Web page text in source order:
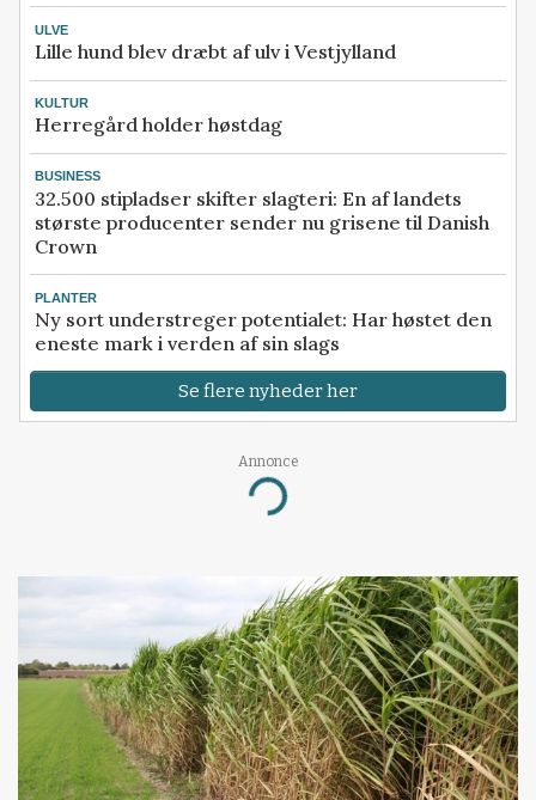
ULVE
Lille hund blev dræbt af ulv i Vestjylland
KULTUR
Herregård holder høstdag
BUSINESS
32.500 stipladser skifter slagteri: En af landets
største producenter sender nu grisene til Danish
Crown
PLANTER
Ny sort understreger potentialet: Har høstet den
eneste mark i verden af sin slags
Se flere nyheder her
Annonce
Loading...